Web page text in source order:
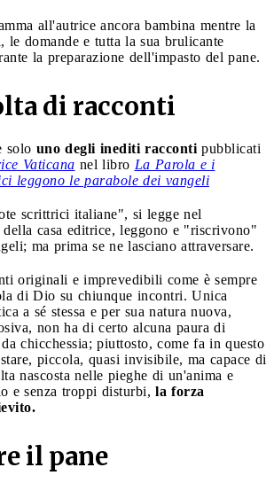
all'autrice ancora bambina mentre la
le domande e tutta la sua brulicante
la preparazione dell'impasto del pane.
di racconti
solo uno degli inediti racconti pubblicati
Vaticana nel libro La Parola e i
leggono le parabole dei vangeli
scrittrici italiane", si legge nel
della casa editrice, leggono e "riscrivono"
ma prima se ne lasciano attraversare.
originali e imprevedibili come è sempre
di Dio su chiunque incontri. Unica
a sé stessa e per sua natura nuova,
non ha di certo alcuna paura di
chicchessia; piuttosto, come fa in questo
piccola, quasi invisibile, ma capace di
nascosta nelle pieghe di un'anima e
e senza troppi disturbi, la forza
il pane